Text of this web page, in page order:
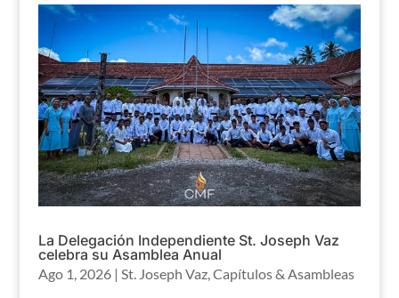
La Delegación Independiente St. Joseph Vaz
celebra su Asamblea Anual
Ago 1, 2026| St. Joseph Vaz, Capítulos & Asambleas